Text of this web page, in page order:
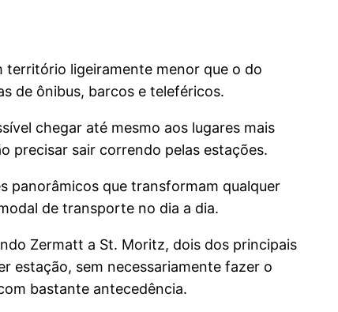
território ligeiramente menor que o do
de ônibus, barcos e teleféricos.
chegar até mesmo aos lugares mais
precisar sair correndo pelas estações.
panorâmicos que transformam qualquer
de transporte no dia a dia.
Zermatt a St. Moritz, dois dos principais
estação, sem necessariamente fazer o
bastante antecedência.